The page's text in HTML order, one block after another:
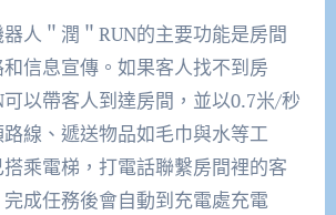
人＂潤＂RUN的主要功能是房間
信息宣傳。如果客人找不到房
以帶客人到達房間，並以0.7米/秒
線、遞送物品如毛巾與水等工
乘電梯，打電話聯繫房間裡的客
成任務後會自動到充電處充電